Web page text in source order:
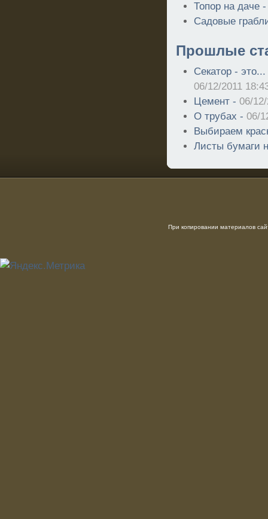
Топор на даче
Садовые
Прошлые
Секатор -
06/12/2011
Цемент -06/
О трубах -06/
Выбираем
Листы бумаги
При копировании материалов